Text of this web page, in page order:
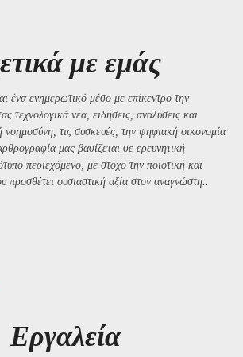
με εμάς
ένα ενημερωτικό μέσο με επίκεντρο την
τεχνολογικά νέα, ειδήσεις, αναλύσεις και
νοημοσύνη, τις συσκευές, την ψηφιακή οικονομία
μας βασίζεται σε ερευνητική
περιεχόμενο, με στόχο την ποιοτική και
ουσιαστική αξία στον αναγνώστη..
Εργαλεία